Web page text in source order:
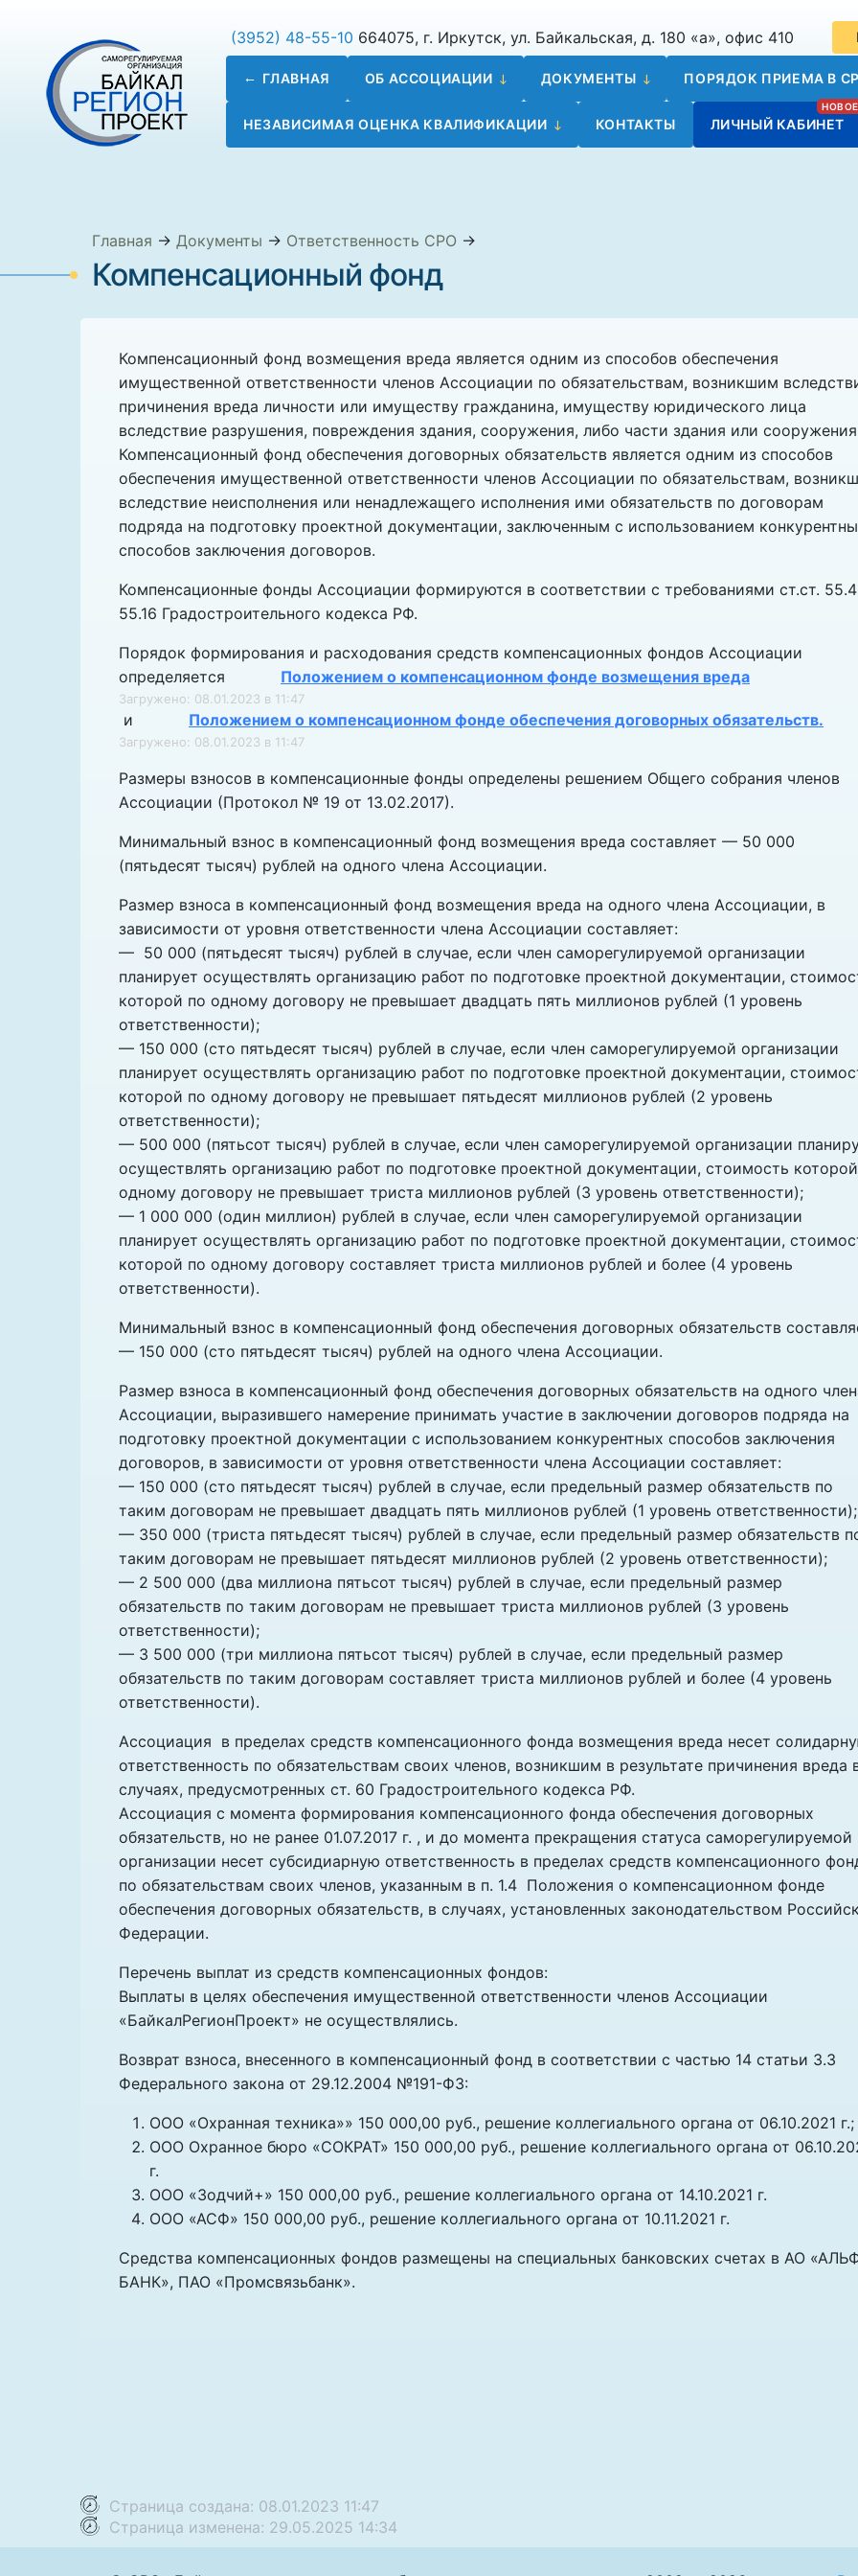
(3952) 48-55-10 664075, г. Иркутск, ул. Байкальская, д. 180 «а», офис 410
ГЛАВНАЯ ОБ АССОЦИАЦИИ ДОКУМЕНТЫ ПОРЯДОК ПРИЕМА В
НЕЗАВИСИМАЯ ОЦЕНКА КВАЛИФИКАЦИИ КОНТАКТЫ ЛИЧНЫЙ КАБИНЕТ
Главная → Документы → Ответственность СРО →
Компенсационный фонд
Компенсационный фонд возмещения вреда является одним из способов обеспечения
имущественной ответственности членов Ассоциации по обязательствам, возникшим
причинения вреда личности или имуществу гражданина, имуществу юридического лица
вследствие разрушения, повреждения здания, сооружения, либо части здания или
Компенсационный фонд обеспечения договорных обязательств является одним из способов
обеспечения имущественной ответственности членов Ассоциации по обязательствам,
вследствие неисполнения или ненадлежащего исполнения ими обязательств по договорам
подряда на подготовку проектной документации, заключенным с использованием
способов заключения договоров.
Компенсационные фонды Ассоциации формируются в соответствии с требованиями ст.ст.
55.16 Градостроительного кодекса РФ.
Порядок формирования и расходования средств компенсационных фондов Ассоциации
определяется
Положением о компенсационном фонде возмещения вреда
Загружено: 08.01.2023 в 11:47
и Положением о компенсационном фонде обеспечения договорных обязательств.
Загружено: 08.01.2023 в 11:47
Размеры взносов в компенсационные фонды определены решением Общего собрания членов
Ассоциации (Протокол № 19 от 13.02.2017).
Минимальный взнос в компенсационный фонд возмещения вреда составляет — 50 000
(пятьдесят тысяч) рублей на одного члена Ассоциации.
Размер взноса в компенсационный фонд возмещения вреда на одного члена Ассоциации, в
зависимости от уровня ответственности члена Ассоциации составляет:
— 50 000 (пятьдесят тысяч) рублей в случае, если член саморегулируемой организации
планирует осуществлять организацию работ по подготовке проектной документации,
которой по одному договору не превышает двадцать пять миллионов рублей (1 уровень
ответственности);
— 150 000 (сто пятьдесят тысяч) рублей в случае, если член саморегулируемой организации
планирует осуществлять организацию работ по подготовке проектной документации,
которой по одному договору не превышает пятьдесят миллионов рублей (2 уровень
ответственности);
— 500 000 (пятьсот тысяч) рублей в случае, если член саморегулируемой организации
осуществлять организацию работ по подготовке проектной документации, стоимость
одному договору не превышает триста миллионов рублей (3 уровень ответственности);
— 1 000 000 (один миллион) рублей в случае, если член саморегулируемой организации
планирует осуществлять организацию работ по подготовке проектной документации,
которой по одному договору составляет триста миллионов рублей и более (4 уровень
ответственности).
Минимальный взнос в компенсационный фонд обеспечения договорных обязательств
— 150 000 (сто пятьдесят тысяч) рублей на одного члена Ассоциации.
Размер взноса в компенсационный фонд обеспечения договорных обязательств на одного
Ассоциации, выразившего намерение принимать участие в заключении договоров подряда на
подготовку проектной документации с использованием конкурентных способов заключения
договоров, в зависимости от уровня ответственности члена Ассоциации составляет:
— 150 000 (сто пятьдесят тысяч) рублей в случае, если предельный размер обязательств по
таким договорам не превышает двадцать пять миллионов рублей (1 уровень ответственности);
— 350 000 (триста пятьдесят тысяч) рублей в случае, если предельный размер обязательств
таким договорам не превышает пятьдесят миллионов рублей (2 уровень ответственности);
— 2 500 000 (два миллиона пятьсот тысяч) рублей в случае, если предельный размер
обязательств по таким договорам не превышает триста миллионов рублей (3 уровень
ответственности);
— 3 500 000 (три миллиона пятьсот тысяч) рублей в случае, если предельный размер
обязательств по таким договорам составляет триста миллионов рублей и более (4 уровень
ответственности).
Ассоциация в пределах средств компенсационного фонда возмещения вреда несет
ответственность по обязательствам своих членов, возникшим в результате причинения вреда
случаях, предусмотренных ст. 60 Градостроительного кодекса РФ.
Ассоциация с момента формирования компенсационного фонда обеспечения договорных
обязательств, но не ранее 01.07.2017 г. , и до момента прекращения статуса саморегулируемой
организации несет субсидиарную ответственность в пределах средств компенсационного
по обязательствам своих членов, указанным в п. 1.4 Положения о компенсационном фонде
обеспечения договорных обязательств, в случаях, установленных законодательством
Федерации.
Перечень выплат из средств компенсационных фондов:
Выплаты в целях обеспечения имущественной ответственности членов Ассоциации
«БайкалРегионПроект» не осуществлялись.
Возврат взноса, внесенного в компенсационный фонд в соответствии с частью 14 статьи 3.3
Федерального закона от 29.12.2004 №191-ФЗ:
ООО «Охранная техника»» 150 000,00 руб., решение коллегиального органа от 06.10.2021 г.;
ООО Охранное бюро «СОКРАТ» 150 000,00 руб., решение коллегиального органа от
г.
ООО «Зодчий+» 150 000,00 руб., решение коллегиального органа от 14.10.2021 г.
ООО «АСФ» 150 000,00 руб., решение коллегиального органа от 10.11.2021 г.
Средства компенсационных фондов размещены на специальных банковских счетах в АО
БАНК», ПАО «Промсвязьбанк».
Страница создана: 08.01.2023 11:47
Страница изменена: 29.05.2025 14:34